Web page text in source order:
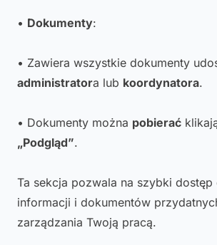
• Dokumenty:
• Zawiera wszystkie dokumenty
administratora lub koordynatora.
• Dokumenty można pobierać
„Podgląd”.
Ta sekcja pozwala na szybki
informacji i dokumentów
zarządzania Twoją pracą.